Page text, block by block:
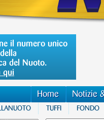
il numero unico
del Nuoto.
qui
Home Notizie
TUFFI FONDO